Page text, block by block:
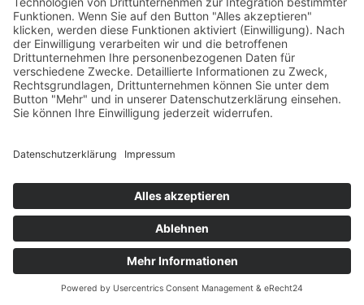
Ein Produkt von SYNTURA - Emotion,
Spaß und Herausforderung
Impressum Datenschutz­
© Hirschgrund Zipline Area
Vertrag widerrufen